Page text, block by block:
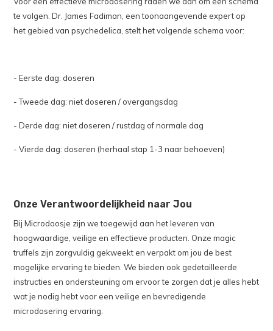
te volgen. Dr. James Fadiman, een toonaangevende expert op
het gebied van psychedelica, stelt het volgende schema voor:
- Eerste dag: doseren
- Tweede dag: niet doseren / overgangsdag
- Derde dag: niet doseren / rustdag of normale dag
- Vierde dag: doseren (herhaal stap 1-3 naar behoeven)
Onze Verantwoordelijkheid naar Jou
Bij Microdoosje zijn we toegewijd aan het leveren van
hoogwaardige, veilige en effectieve producten. Onze magic
truffels zijn zorgvuldig gekweekt en verpakt om jou de best
mogelijke ervaring te bieden. We bieden ook gedetailleerde
instructies en ondersteuning om ervoor te zorgen dat je alles hebt
wat je nodig hebt voor een veilige en bevredigende
microdosering ervaring.